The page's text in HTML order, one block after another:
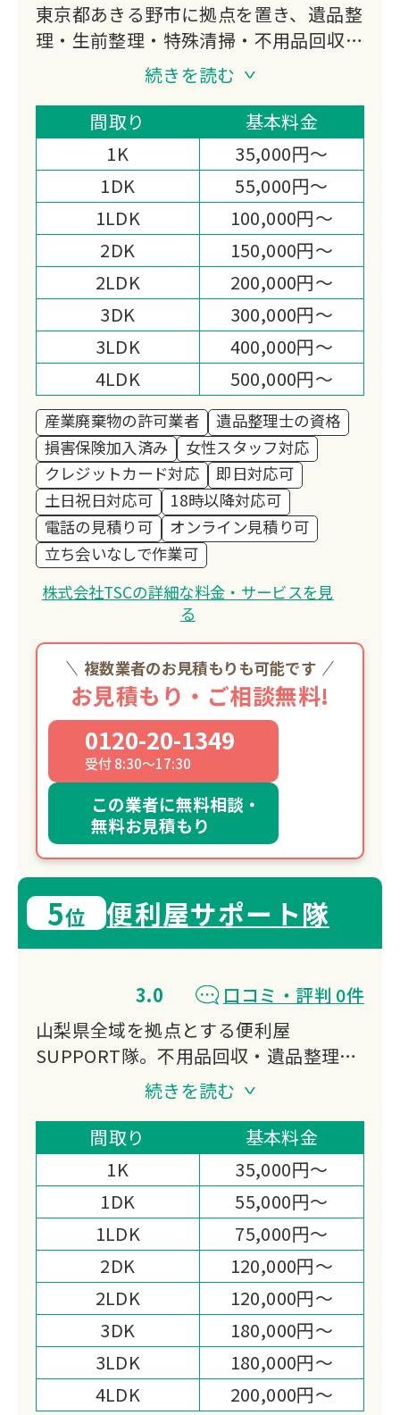
東京都あきる野市に拠点を置き、遺品整
理・生前整理・特殊清掃・不用品回収を
関東エリアで展開。産業廃棄物収集運搬
許可・古物商許可取得済み。遺品整理
士・事件現場特殊清掃士の資格を持つス
タッフが、「ゴミの片付けではなく大切
な思い出をお預かりする」という信念の
もと、24時間対応で柔軟にサポートい
たします。
続きを読む
間取り
基本料金
1K
35,000円～
1DK
55,000円～
1LDK
100,000円～
2DK
150,000円～
2LDK
200,000円～
3DK
300,000円～
3LDK
400,000円～
4LDK
500,000円～
産業廃棄物の許可業者
遺品整理士の資格
損害保険加入済み
女性スタッフ対応
クレジットカード対応
即日対応可
土日祝日対応可
18時以降対応可
電話の見積り可
オンライン見積り可
立ち会いなしで作業可
株式会社TSCの詳細な料金・サービスを見
る
複数業者のお見積もりも可能です
お見積もり・ご相談無料!
0120-20-1349
受付 8:30～17:30
この業者に無料相談・
無料お見積もり
5位 便利屋サポート隊
3.0
口コミ・評判 0件
山梨県全域を拠点とする便利屋
SUPPORT隊。不用品回収・遺品整理・
ゴミ屋敷清掃・ハウスクリーニングに加
え、庭石撤去など幅広いサービスを提
供。女性スタッフ在籍で丁寧な対応を心
がけ、損害保険加入済みで安心。無料見
積もり実施中です。
続きを読む
間取り
基本料金
1K
35,000円～
1DK
55,000円～
1LDK
75,000円～
2DK
120,000円～
2LDK
120,000円～
3DK
180,000円～
3LDK
180,000円～
4LDK
200,000円～